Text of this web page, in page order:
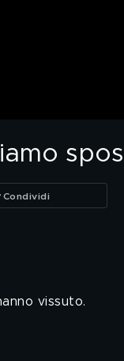
Condividi
vissuto.